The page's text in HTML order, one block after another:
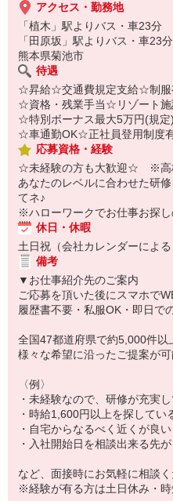
気になった方はお気軽にご相談
アクセス・勤務地
「植木」駅よりバス・車23分
「田原坂」駅よりバス・車23分
熊本県菊池市
待遇
☆昇給☆交通費規定支給☆制
☆資格・残業手当☆リゾート施
☆特別ボーナス最大5万円(規
☆車通勤OK☆正社員登用制度
応募資格・経験
☆未経験の方も大歓迎☆ ※高
あなたのレベルに合わせた研
てネ♪
※ハローワークでお仕事お探し
休日・休暇
土日祝（会社カレンダーによ
備考
▼お仕事紹介先のご案内
ご応募を頂いた後にスマホで
履歴書不要・私服OK・即日で
全国47都道府県で約5,000件以
様々な希望に沿ったご提案が可
〈例〉
・未経験なので、研修が充実
・時給1,600円以上を探してい
・自宅からなるべく近くが良い
・入社開始日を相談出来る先
など、面接時にお気軽に相談
※経験が有る方は土日休み・